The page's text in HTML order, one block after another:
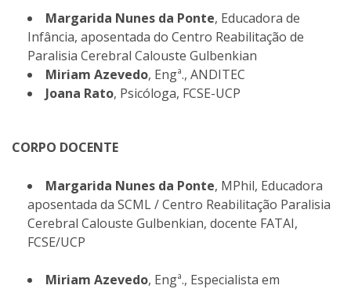
Margarida Nunes da Ponte, Educadora de
Infância, aposentada do Centro Reabilitação de
Paralisia Cerebral Calouste Gulbenkian
Miriam Azevedo, Engª., ANDITEC
Joana Rato, Psicóloga, FCSE-UCP
CORPO DOCENTE
Margarida Nunes da Ponte, MPhil, Educadora
aposentada da SCML / Centro Reabilitação Paralisia
Cerebral Calouste Gulbenkian, docente FATAI,
FCSE/UCP
Miriam Azevedo, Engª., Especialista em